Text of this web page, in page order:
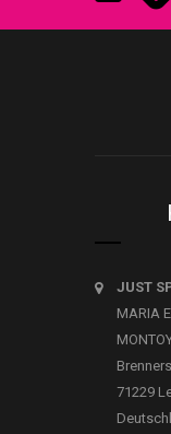
JUST
MARIA
71229